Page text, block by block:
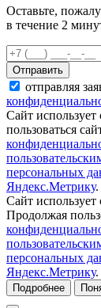
Оставьте,
в течение 2
Отправить
отправляя
Сайт
пользоваться
персональных
Яндекс.Метрику.
Сайт
Продолжая
персональных
Яндекс.Метрику.
Подробнее